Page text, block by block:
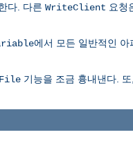
다. 다른 WriteClient 요청
에서 모든 일반적인
기능을 조금 흉내낸다.